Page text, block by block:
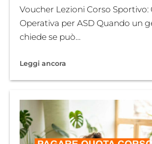
Voucher Lezioni Corso Sportivo:
Operativa per ASD Quando un
chiede se può…
Leggi ancora